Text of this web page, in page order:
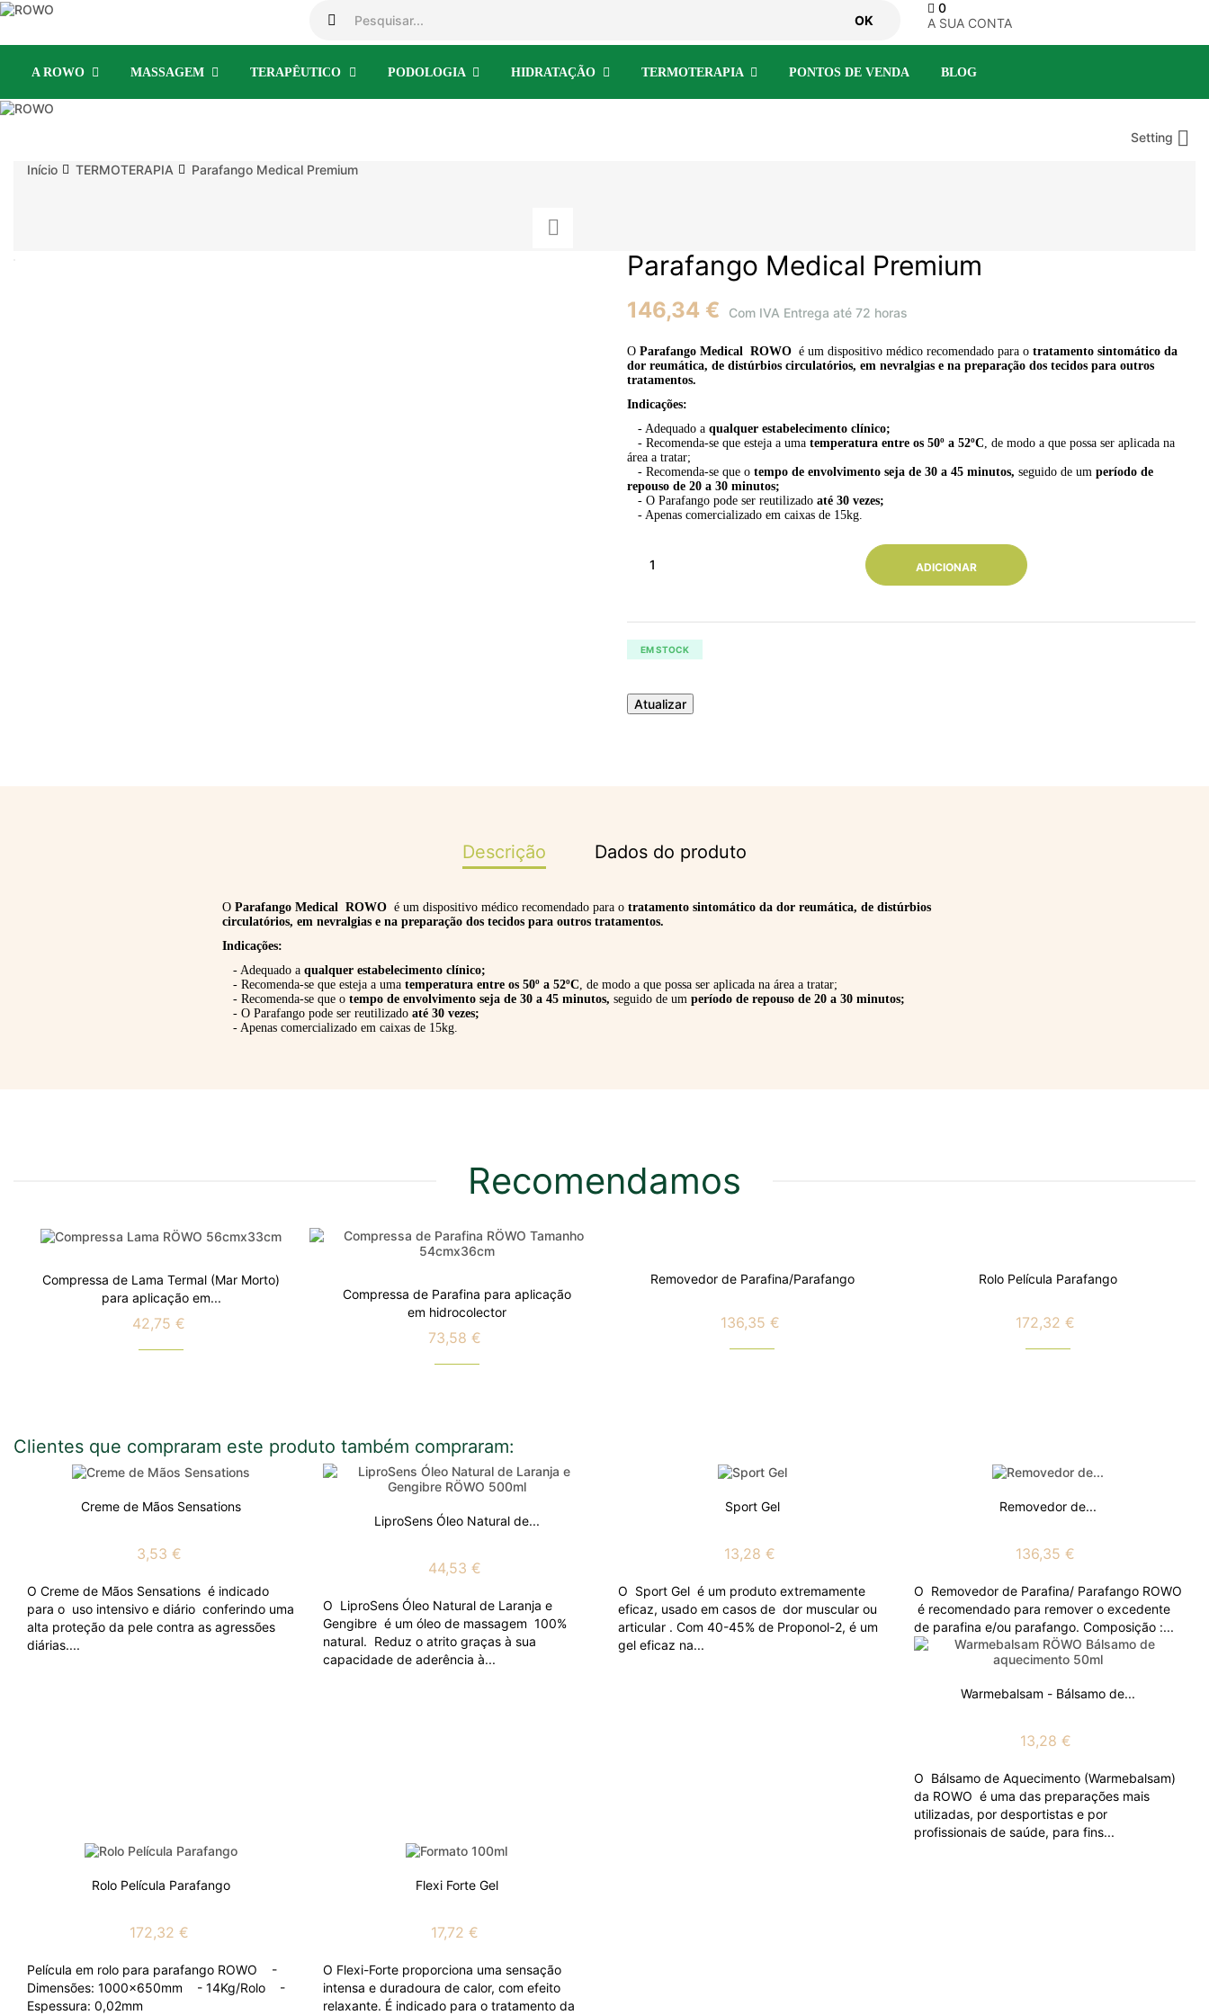
OK
0
A SUA CONTA
A ROWO MASSAGEM TERAPÊUTICO PODOLOGIA HIDRATAÇÃO TERMOTERAPIA PONTOS DE VENDA BLOG
Setting 
Início TERMOTERAPIA Parafango Medical Premium
Parafango Medical Premium
146,34 € Com IVA Entrega até 72 horas
O Parafango Medical ROWO é um dispositivo médico recomendado para o tratamento sintomático da
dor reumática, de distúrbios circulatórios, em nevralgias e na preparação dos tecidos para outros
tratamentos.
Indicações:
- Adequado a qualquer estabelecimento clínico;
- Recomenda-se que esteja a uma temperatura entre os 50º a 52ºC , de modo a que possa ser aplicada na
área a tratar;
- Recomenda-se que o tempo de envolvimento seja de 30 a 45 minutos, seguido de um período de
repouso de 20 a 30 minutos;
- O Parafango pode ser reutilizado até 30 vezes;
- Apenas comercializado em caixas de 15kg.
ADICIONAR
EM STOCK
Descrição Dados do produto
O Parafango Medical ROWO é um dispositivo médico recomendado para o tratamento sintomático da dor reumática, de distúrbios
circulatórios, em nevralgias e na preparação dos tecidos para outros tratamentos.
Indicações:
- Adequado a qualquer estabelecimento clínico;
- Recomenda-se que esteja a uma temperatura entre os 50º a 52ºC , de modo a que possa ser aplicada na área a tratar;
- Recomenda-se que o tempo de envolvimento seja de 30 a 45 minutos, seguido de um período de repouso de 20 a 30 minutos;
- O Parafango pode ser reutilizado até 30 vezes;
- Apenas comercializado em caixas de 15kg.
Recomendamos
Compressa de Lama Termal (Mar Morto)
para aplicação em...
Preço
42,75 €
Compressa de Parafina para aplicação
em hidrocolector
Preço
73,58 €
Removedor de Parafina/Parafango
Preço
136,35 €
Rolo Película Parafango
Preço
172,32 €
Clientes que compraram este produto também compraram:
Creme de Mãos Sensations
3,53 €
O Creme de Mãos Sensations é indicado
para o uso intensivo e diário conferindo uma
alta proteção da pele contra as agressões
diárias....
LiproSens Óleo Natural de...
44,53 €
O LiproSens Óleo Natural de Laranja e
Gengibre é um óleo de massagem 100%
natural. Reduz o atrito graças à sua
capacidade de aderência à...
Sport Gel
13,28 €
O Sport Gel é um produto extremamente
eficaz, usado em casos de dor muscular ou
articular . Com 40-45% de Proponol-2, é um
gel eficaz na...
Removedor de...
136,35 €
O Removedor de Parafina/ Parafango ROWO
é recomendado para remover o excedente
de parafina e/ou parafango. Composição :...
Warmebalsam - Bálsamo de...
13,28 €
O Bálsamo de Aquecimento (Warmebalsam)
da ROWO é uma das preparações mais
utilizadas, por desportistas e por
profissionais de saúde, para fins...
Rolo Película Parafango
172,32 €
Película em rolo para parafango ROWO -
Dimensões: 1000x650mm - 14Kg/Rolo -
Espessura: 0,02mm
Flexi Forte Gel
17,72 €
O Flexi-Forte proporciona uma sensação
intensa e duradoura de calor, com efeito
relaxante. É indicado para o tratamento da